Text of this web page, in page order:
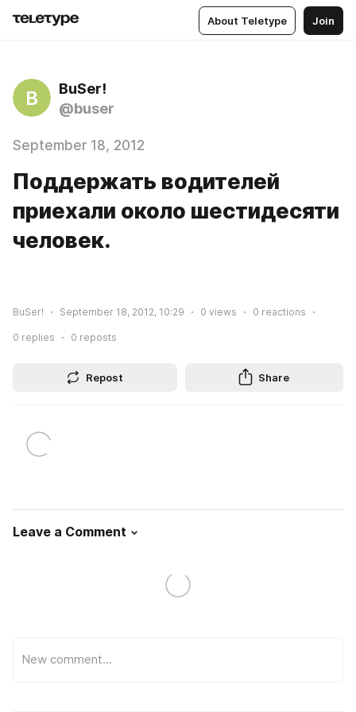
About Teletype Join
B
BuSer!
@buser
September 18, 2012
Поддержать водителей
приехали около шестидесяти
человек.
BuSer! September 18, 2012, 10:29 0 views 0 reactions
0 replies 0 reposts
Repost Share
Leave a Comment